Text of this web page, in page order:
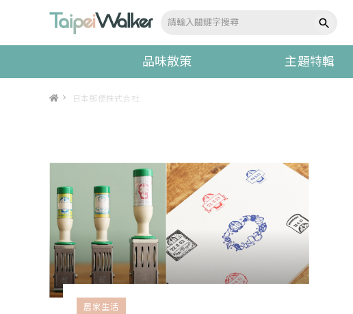
品味散策 主題特輯
> 日本郵便株式会社
居家生活